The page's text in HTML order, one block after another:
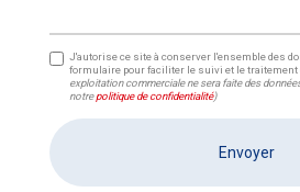
J'autorise ce site à conserver l'ensemble des
formulaire pour faciliter le suivi et le traitement
exploitation commerciale ne sera faite des
notrepolitique de confidentialité)